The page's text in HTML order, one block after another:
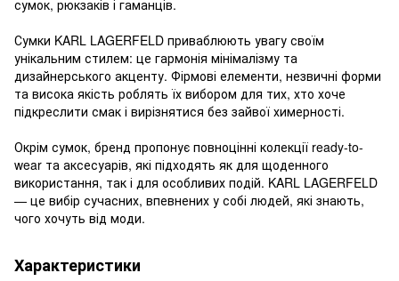
сумок, рюкзаків і гаманців.
Сумки KARL LAGERFELD приваблюють увагу своїм
унікальним стилем: це гармонія мінімалізму та
дизайнерського акценту. Фірмові елементи, незвичні форми
та висока якість роблять їх вибором для тих, хто хоче
підкреслити смак і вирізнятися без зайвої химерності.
Окрім сумок, бренд пропонує повноцінні колекції ready-to-
wear та аксесуарів, які підходять як для щоденного
використання, так і для особливих подій. KARL LAGERFELD
— це вибір сучасних, впевнених у собі людей, які знають,
чого хочуть від моди.
Характеристики